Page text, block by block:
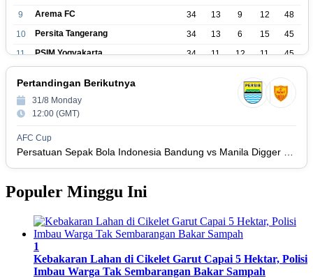
9
Arema FC 34 13 9 12
48
10
Persita Tangerang 34 13 6 15
45
11
PSIM Yogyakarta 34 11 12 11
45
Persijap Jepara 16
36
14
Madura United FC
16
Persis Solo 34 8 10 16
17
Semen Padang FC 34 5 5 24
20
18
PSBS Biak
Pertandingan Berikutnya
31/8 Monday
12:00 (GMT)
AFC Cup
Populer Minggu Ini
1
Kebakaran Lahan di Cikelet Garut Capai 5 Hektar, Polisi
Imbau Warga Tak Sembarangan Bakar Sampah